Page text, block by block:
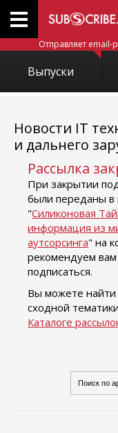
Отправляет
Выпуски
Новости IT
и дальнего
Рассылка
При закрытии
были переданы в
"Силиконовая
информация из
аутсорсинга" на
рекомендуем вам
подписаться.
Вы можете найти
сходной
Каталоге